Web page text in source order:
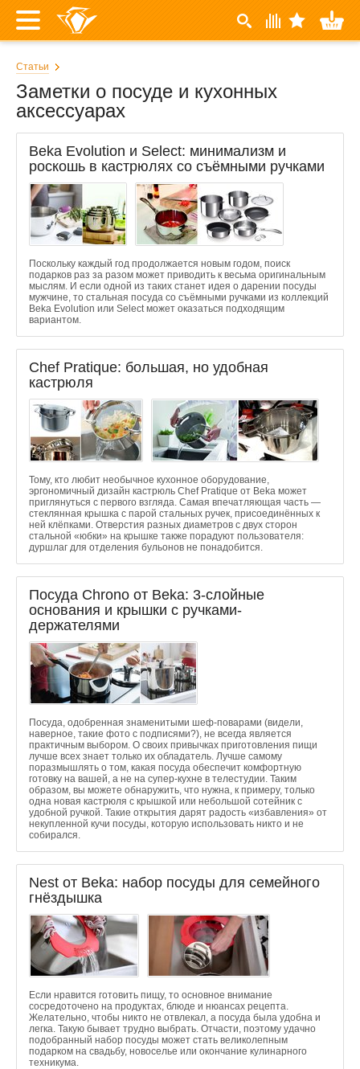
Статьи
Заметки о посуде и кухонных
аксессуарах
Beka Evolution и Select: минимализм и
роскошь в кастрюлях со съёмными ручками
Поскольку каждый год продолжается новым годом, поиск
подарков раз за разом может приводить к весьма оригинальным
мыслям. И если одной из таких станет идея о дарении посуды
мужчине, то стальная посуда со съёмными ручками из коллекций
Beka Evolution или Select может оказаться подходящим
вариантом.
Chef Pratique: большая, но удобная
кастрюля
Тому, кто любит необычное кухонное оборудование,
эргономичный дизайн кастрюль Chef Pratique от Beka может
приглянуться с первого взгляда. Самая впечатляющая часть —
стеклянная крышка с парой стальных ручек, присоединённых к
ней клёпками. Отверстия разных диаметров с двух сторон
стальной «юбки» на крышке также порадуют пользователя:
дуршлаг для отделения бульонов не понадобится.
Посуда Chrono от Beka: 3-слойные
основания и крышки с ручками-
держателями
Посуда, одобренная знаменитыми шеф-поварами (видели,
наверное, такие фото с подписями?), не всегда является
практичным выбором. О своих привычках приготовления пищи
лучше всех знает только их обладатель. Лучше самому
поразмышлять о том, какая посуда обеспечит комфортную
готовку на вашей, а не на супер-кухне в телестудии. Таким
образом, вы можете обнаружить, что нужна, к примеру, только
одна новая кастрюля с крышкой или небольшой сотейник с
удобной ручкой. Такие открытия дарят радость «избавления» от
некупленной кучи посуды, которую использовать никто и не
собирался.
Nest от Beka: набор посуды для семейного
гнёздышка
Если нравится готовить пищу, то основное внимание
сосредоточено на продуктах, блюде и нюансах рецепта.
Желательно, чтобы никто не отвлекал, а посуда была удобна и
легка. Такую бывает трудно выбрать. Отчасти, поэтому удачно
подобранный набор посуды может стать великолепным
подарком на свадьбу, новоселье или окончание кулинарного
техникума.